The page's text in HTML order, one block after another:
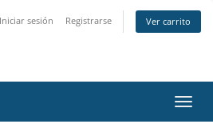
Iniciar sesión Registrarse Ver carrito